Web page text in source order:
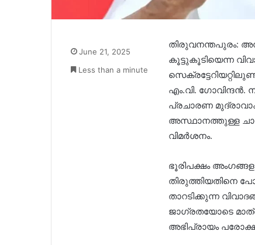
തിരുവനന്തപുരം:
കൂട്ടുകൂടിയെന്ന
എം.വി. ഗോവിന്ദൻ.
പ്രചാരണ
അസ്ഥാനത്തുള്ള
വിമർശനം.
ഭൂരിപക്ഷം
തിരുത്തിയതിനെ
താറടിക്കുന്ന
ജാഗ്രതയോടെ
അഭിപ്രായം
June 21, 2025
Less than a minute